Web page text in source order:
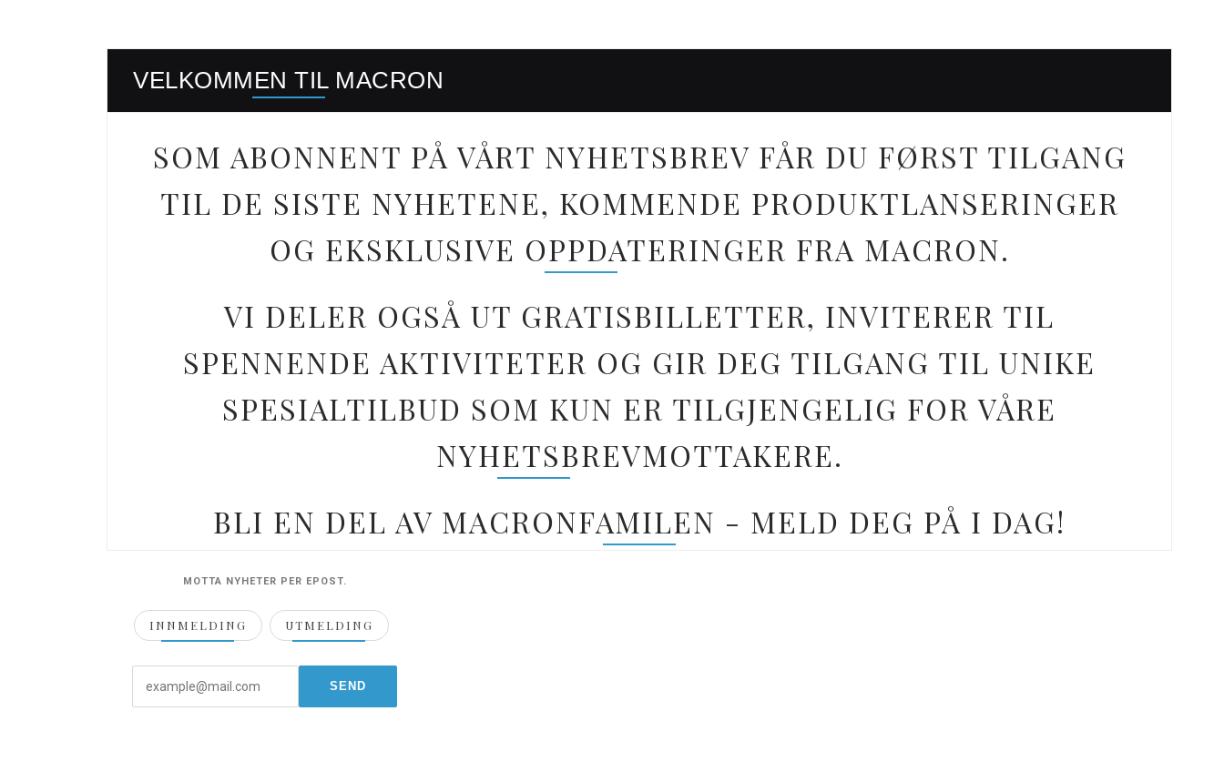
VELKOMMEN TIL MACRON
SOM ABONNENT PÅ VÅRT NYHETSBREV FÅR DU FØRST TILGANG
TIL DE SISTE NYHETENE, KOMMENDE PRODUKTLANSERINGER
OG EKSKLUSIVE OPPDATERINGER FRA MACRON.
VI DELER OGSÅ UT GRATISBILLETTER, INVITERER TIL
SPENNENDE AKTIVITETER OG GIR DEG TILGANG TIL UNIKE
SPESIALTILBUD SOM KUN ER TILGJENGELIG FOR VÅRE
NYHETSBREVMOTTAKERE.
BLI EN DEL AV MACRONFAMILEN - MELD DEG PÅ I DAG!
MOTTA NYHETER PER EPOST.
INNMELDING UTMELDING